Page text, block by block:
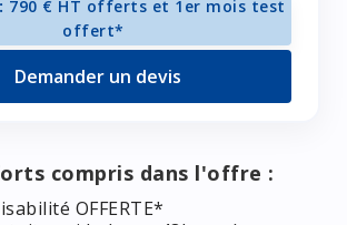
790 € HT offerts et 1er mois test
offert*
Demander un devis
compris dans l'offre :
OFFERTE*